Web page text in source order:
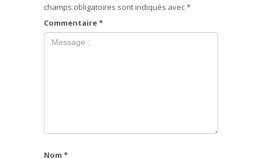
champs obligatoires sont indiqués avec*
Commentaire*
Nom *